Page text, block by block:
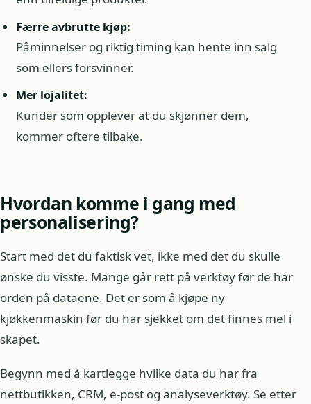
Færre avbrutte kjøp:
Påminnelser og riktig timing kan hente inn salg
som ellers forsvinner.
Mer lojalitet:
Kunder som opplever at du skjønner dem,
kommer oftere tilbake.
Hvordan komme i gang med
personalisering?
Start med det du faktisk vet, ikke med det du skulle
ønske du visste. Mange går rett på verktøy før de har
orden på dataene. Det er som å kjøpe ny
kjøkkenmaskin før du har sjekket om det finnes mel i
skapet.
Begynn med å kartlegge hvilke data du har fra
nettbutikken, CRM, e-post og analyseverktøy. Se etter